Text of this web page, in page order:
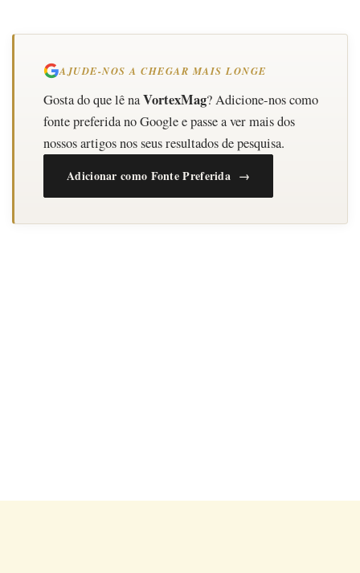
AJUDE-NOS A CHEGAR MAIS LONGE
Gosta do que lê naVortexMag? Adicione-nos como
fonte preferida no Google e passe a ver mais dos
nossos artigos nos seus resultados de pesquisa.
Adicionar como Fonte Preferida →